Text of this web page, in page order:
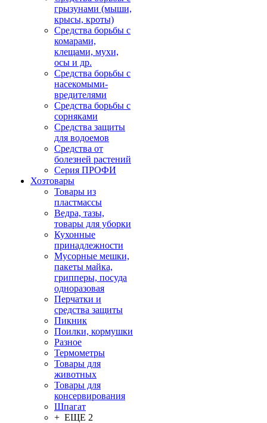
грызунами (мыши,
крысы, кроты)
Средства борьбы с
комарами,
клещами, мухи,
осы и др.
Средства борьбы с
насекомыми-
вредителями
Средства борьбы с
сорняками
Средства защиты
для водоемов
Средства от
болезней растений
Серия ПРОФИ
Хозтовары
Товары из
пластмассы
Ведра, тазы,
товары для уборки
Кухонные
принадлежности
Мусорные мешки,
пакеты майка,
грипперы, посуда
одноразовая
Перчатки и
средства защиты
Пикник
Поилки, кормушки
Разное
Термометры
Товары для
животных
Товары для
консервирования
Шпагат
+ ЕЩЕ 2